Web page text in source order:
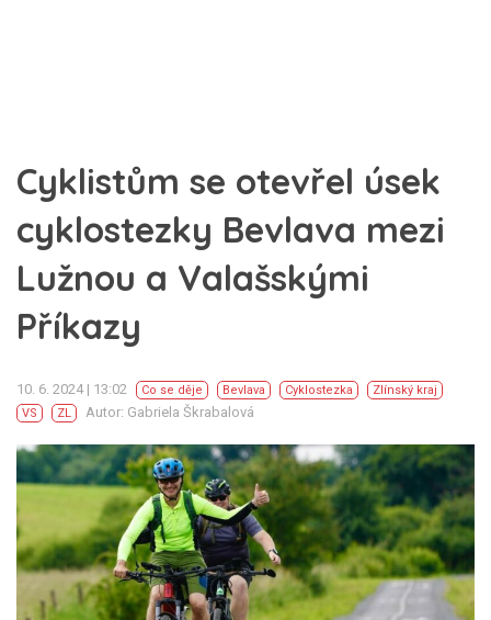
Cyklistům se otevřel úsek
cyklostezky Bevlava mezi
Lužnou a Valašskými
Příkazy
10. 6. 2024 | 13:02 Co se děje Bevlava Cyklostezka
Zlínský kraj
VS
ZL Autor: Gabriela Škrabalová